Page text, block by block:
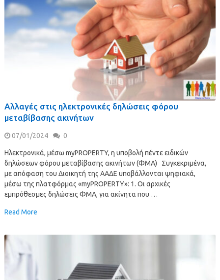
Αλλαγές στις ηλεκτρονικές δηλώσεις φόρου
μεταβίβασης ακινήτων
07/01/2024 0
Ηλεκτρονικά, μέσω myPROPERTY, η υποβολή πέντε ειδικών
δηλώσεων φόρου μεταβίβασης ακινήτων (ΦΜΑ) Συγκεκριμένα,
με απόφαση του Διοικητή της ΑΑΔΕ υποβάλλονται ψηφιακά,
μέσω της πλατφόρμας «myPROPERTY»: 1. Οι αρχικές
εμπρόθεσμες δηλώσεις ΦΜΑ, για ακίνητα που …
Read More